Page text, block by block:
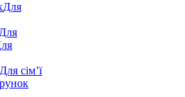
Для
Для сім’ї